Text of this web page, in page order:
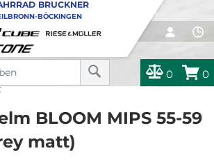
0 0
BRUCKNER
BÖCKINGEN
BLOOM MIPS 55-59
matt)